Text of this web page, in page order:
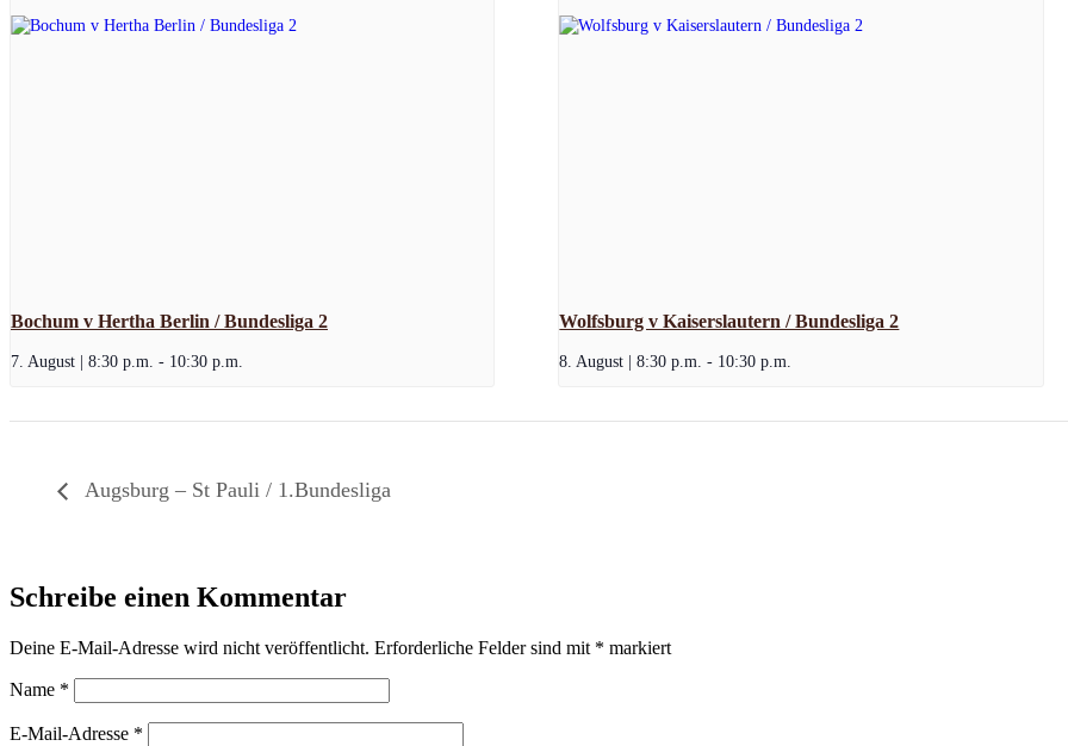
Bochum v Hertha Berlin / Bundesliga 2
7. August | 8:30 p.m. - 10:30 p.m.
Wolfsburg v Kaiserslautern / Bundesliga 2
8. August | 8:30 p.m. - 10:30 p.m.
Augsburg – St Pauli / 1.Bundesliga
Schreibe einen Kommentar
Deine E-Mail-Adresse wird nicht veröffentlicht. Erforderliche Felder sind mit * markiert
Name *
E-Mail-Adresse *